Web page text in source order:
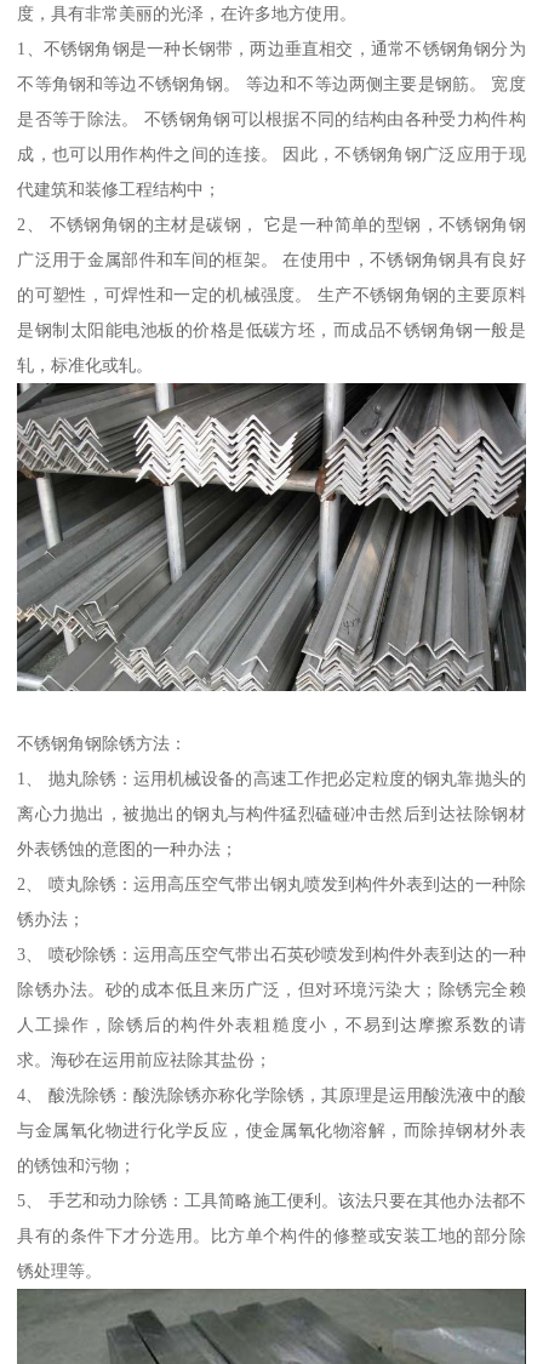
度，具有非常美丽的光泽，在许多地方使用。
1、不锈钢角钢是一种长钢带，两边垂直相交，通常不锈钢角钢分为
不等角钢和等边不锈钢角钢。 等边和不等边两侧主要是钢筋。 宽度
是否等于除法。 不锈钢角钢可以根据不同的结构由各种受力构件构
成，也可以用作构件之间的连接。 因此，不锈钢角钢广泛应用于现
代建筑和装修工程结构中；
2、 不锈钢角钢的主材是碳钢， 它是一种简单的型钢，不锈钢角钢
广泛用于金属部件和车间的框架。 在使用中，不锈钢角钢具有良好
的可塑性，可焊性和一定的机械强度。 生产不锈钢角钢的主要原料
是钢制太阳能电池板的价格是低碳方坯，而成品不锈钢角钢一般是
轧，标准化或轧。
不锈钢角钢除锈方法：
1、 抛丸除锈：运用机械设备的高速工作把必定粒度的钢丸靠抛头的
离心力抛出，被抛出的钢丸与构件猛烈磕碰冲击然后到达祛除钢材
外表锈蚀的意图的一种办法；
2、 喷丸除锈：运用高压空气带出钢丸喷发到构件外表到达的一种除
锈办法；
3、 喷砂除锈：运用高压空气带出石英砂喷发到构件外表到达的一种
除锈办法。砂的成本低且来历广泛，但对环境污染大；除锈完全赖
人工操作，除锈后的构件外表粗糙度小，不易到达摩擦系数的请
求。海砂在运用前应祛除其盐份；
4、 酸洗除锈：酸洗除锈亦称化学除锈，其原理是运用酸洗液中的酸
与金属氧化物进行化学反应，使金属氧化物溶解，而除掉钢材外表
的锈蚀和污物；
5、 手艺和动力除锈：工具简略施工便利。该法只要在其他办法都不
具有的条件下才分选用。比方单个构件的修整或安装工地的部分除
锈处理等。